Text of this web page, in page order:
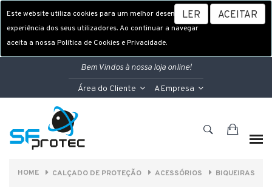
Este website utiliza cookies para um melhor desempenho e
experiência dos seus utilizadores. Ao continuar a navegar
aceita a nossa Política de Cookies e Privacidade.
LER ACEITAR
Bem Vindos à nossa loja online!
Área do Cliente A Empresa
HOME CALÇADO DE PROTEÇÃO ACESSÓRIOS BIQUEIRAS